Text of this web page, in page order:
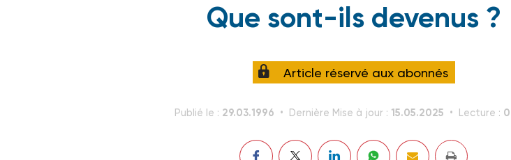
Que sont-ils devenus ?
Article réservé aux abonnés
Publié le : 29.03.1996 Dernière Mise à jour : 15.05.2025 Lecture :